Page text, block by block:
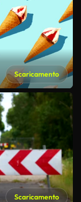
Scaricamento
Scaricamento